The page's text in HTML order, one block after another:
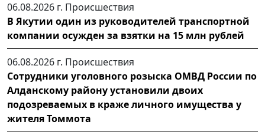
06.08.2026 г. Происшествия
В Якутии один из руководителей транспортной
компании осужден за взятки на 15 млн рублей
06.08.2026 г. Происшествия
Сотрудники уголовного розыска ОМВД России по
Алданскому району установили двоих
подозреваемых в краже личного имущества у
жителя Томмота